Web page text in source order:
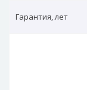
Гарантия, лет